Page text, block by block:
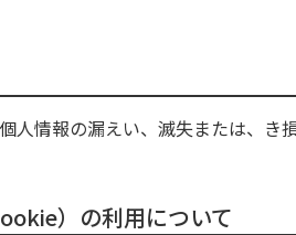
人情報の漏えい、滅失または、き
）の利用について